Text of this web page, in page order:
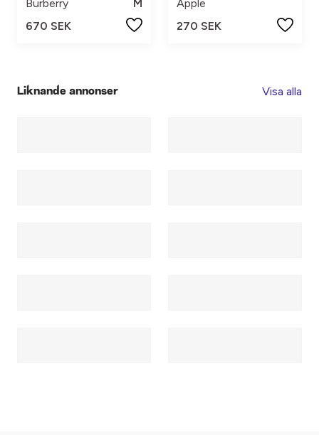
Burberry
M
670 SEK
Apple
270 SEK
Liknande annonser Visa alla